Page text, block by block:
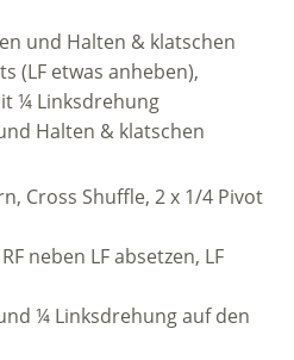
und Halten & klatschen
(LF etwas anheben),
¼ Linksdrehung
Halten & klatschen
Cross Shuffle, 2 x 1/4 Pivot
neben LF absetzen, LF
¼ Linksdrehung auf den